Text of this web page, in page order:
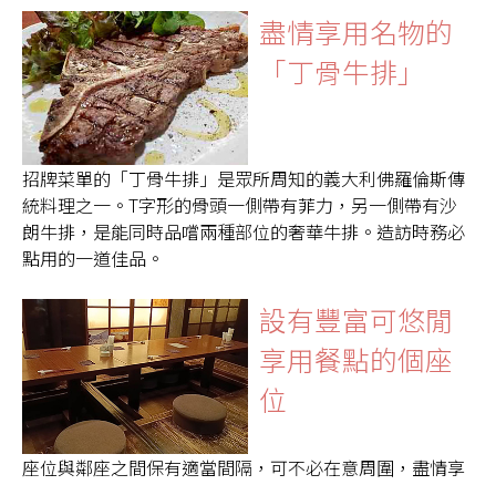
盡情享用名物的
「丁骨牛排」
招牌菜單的「丁骨牛排」是眾所周知的義大利佛羅倫斯傳
統料理之一。T字形的骨頭一側帶有菲力，另一側帶有沙
朗牛排，是能同時品嚐兩種部位的奢華牛排。造訪時務必
點用的一道佳品。
設有豐富可悠閒
享用餐點的個座
位
座位與鄰座之間保有適當間隔，可不必在意周圍，盡情享